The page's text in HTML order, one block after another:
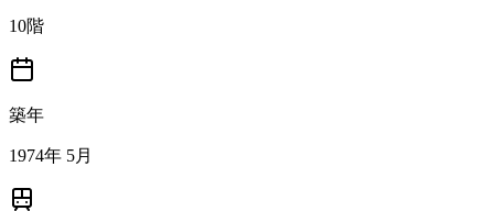
10階
築年
1974年 5月